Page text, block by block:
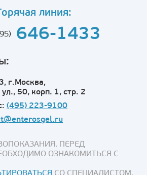
линия:
646-1433
г.Москва,
50, корп. 1, стр. 2
(495) 223-9100
ПЕРЕД
ОЗНАКОМИТЬСЯ С
СО СПЕЦИАЛИСТОМ.